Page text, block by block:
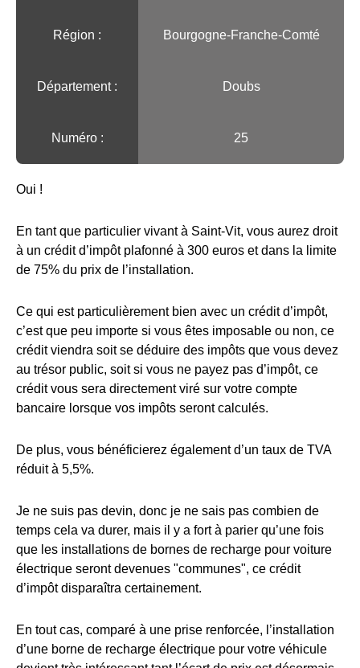
Région :️ Bourgogne-Franche-Comté
Département : Doubs
Numéro : 25
Oui !
En tant que particulier vivant à Saint-Vit, vous aurez droit
à un crédit d’impôt plafonné à 300 euros et dans la limite
de 75% du prix de l’installation.
Ce qui est particulièrement bien avec un crédit d’impôt,
c’est que peu importe si vous êtes imposable ou non, ce
crédit viendra soit se déduire des impôts que vous devez
au trésor public, soit si vous ne payez pas d’impôt, ce
crédit vous sera directement viré sur votre compte
bancaire lorsque vos impôts seront calculés.
De plus, vous bénéficierez également d’un taux de TVA
réduit à 5,5%.
Je ne suis pas devin, donc je ne sais pas combien de
temps cela va durer, mais il y a fort à parier qu’une fois
que les installations de bornes de recharge pour voiture
électrique seront devenues "communes", ce crédit
d’impôt disparaîtra certainement.
En tout cas, comparé à une prise renforcée, l’installation
d’une borne de recharge électrique pour votre véhicule